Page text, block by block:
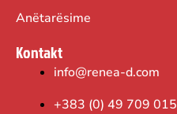
Anëtarësime
Kontakt
info@renea-d.com
+383 (0) 49 709 015